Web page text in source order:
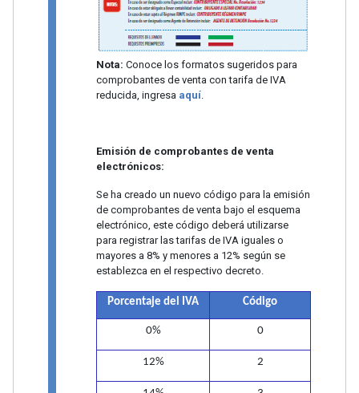
Nota: Conoce los formatos sugeridos para
comprobantes de venta con tarifa de IVA
reducida, ingresa aquí.
Emisión de comprobantes de venta
electrónicos:
Se ha creado un nuevo código para la emisión
de comprobantes de venta bajo el esquema
electrónico, este código deberá utilizarse
para registrar las tarifas de IVA iguales o
mayores a 8% y menores a 12% según se
establezca en el respectivo decreto.
Porcentaje del IVA Código
0% 0
12% 2